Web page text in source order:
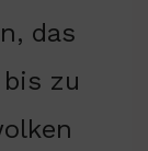
das
zu